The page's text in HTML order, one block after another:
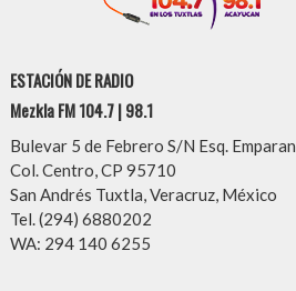
ESTACIÓN DE RADIO
Mezkla FM 104.7 | 98.1
Bulevar 5 de Febrero S/N Esq. Emparan
Col. Centro, CP 95710
San Andrés Tuxtla, Veracruz, México
Tel. (294) 6880202
WA: 294 140 6255